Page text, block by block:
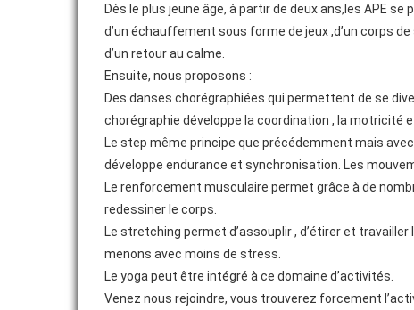
MAISON SPORT SANTÉ UFOLEP 28
Dès le plus jeune âge, à partir de deux ans,les APE
d’un échauffement sous forme de jeux ,d’un corps
d’un retour au calme.
Ensuite, nous proposons :
Des danses chorégraphiées qui permettent de se
chorégraphie développe la coordination , la motricité
Le step même principe que précédemment mais
développe endurance et synchronisation. Les
Le renforcement musculaire permet grâce à de
redessiner le corps.
Le stretching permet d’assouplir , d’étirer et
menons avec moins de stress.
Le yoga peut être intégré à ce domaine d’activités.
Venez nous rejoindre, vous trouverez forcement